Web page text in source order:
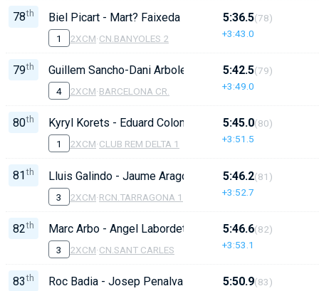
78th Biel Picart - Mart? Faixeda
1 2XCM·CN.BANYOLES 2
5:36.5
+3:43.0
(78)
79th Guillem Sancho-Dani Arboleda
4 2XCM·BARCELONA CR.
5:42.5
+3:49.0
(79)
80th Kyryl Korets - Eduard Colome
1 2XCM·CLUB REM DELTA 1
5:45.0
+3:51.5
(80)
81 th Lluis Galindo - Jaume Aragones
3 2XCM·RCN.TARRAGONA 1
5:46.2
+3:52.7
(81)
82th Marc Arbo - Angel Labordeta
3 2XCM·CN.SANT CARLES
5:46.6
+3:53.1
(82)
83 th Roc Badia - Josep Penalva 5:50.9(83)